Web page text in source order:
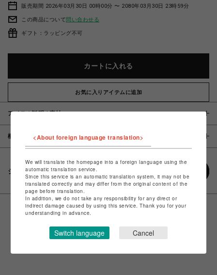
販売期間 2026年03月30日 00時00分 〜 2080年03月30日 23時59分
この商品について問い合わせる
ギフト：ラッピング不可
カートに入れる
お気に入りアイテムに追加
アイテム説明 / 素材
概要
シェアする
<About foreign language translation>
We will translate the homepage into a foreign language using the
automatic translation service.
Since this service is an automatic translation system, it may not be
translated correctly and may differ from the original content of the
page before translation.
In addition, we do not take any responsibility for any direct or
indirect damage caused by using this service. Thank you for your
understanding in advance.
Switch language Cancel